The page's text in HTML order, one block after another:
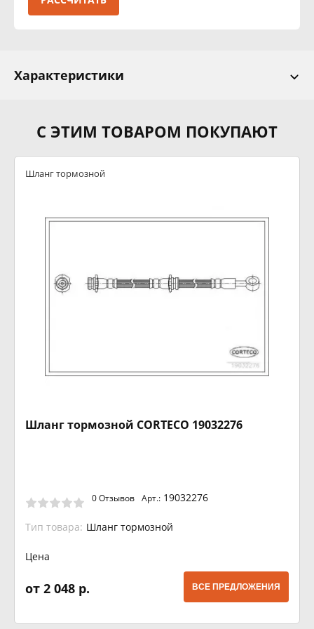
Характеристики
С ЭТИМ ТОВАРОМ ПОКУПАЮТ
Шланг тормозной
Шланг тормозной CORTECO 19032276
0 Отзывов Арт.: 19032276
Тип товара: Шланг тормозной
Цена
от 2 048 р. ВСЕ ПРЕДЛОЖЕНИЯ